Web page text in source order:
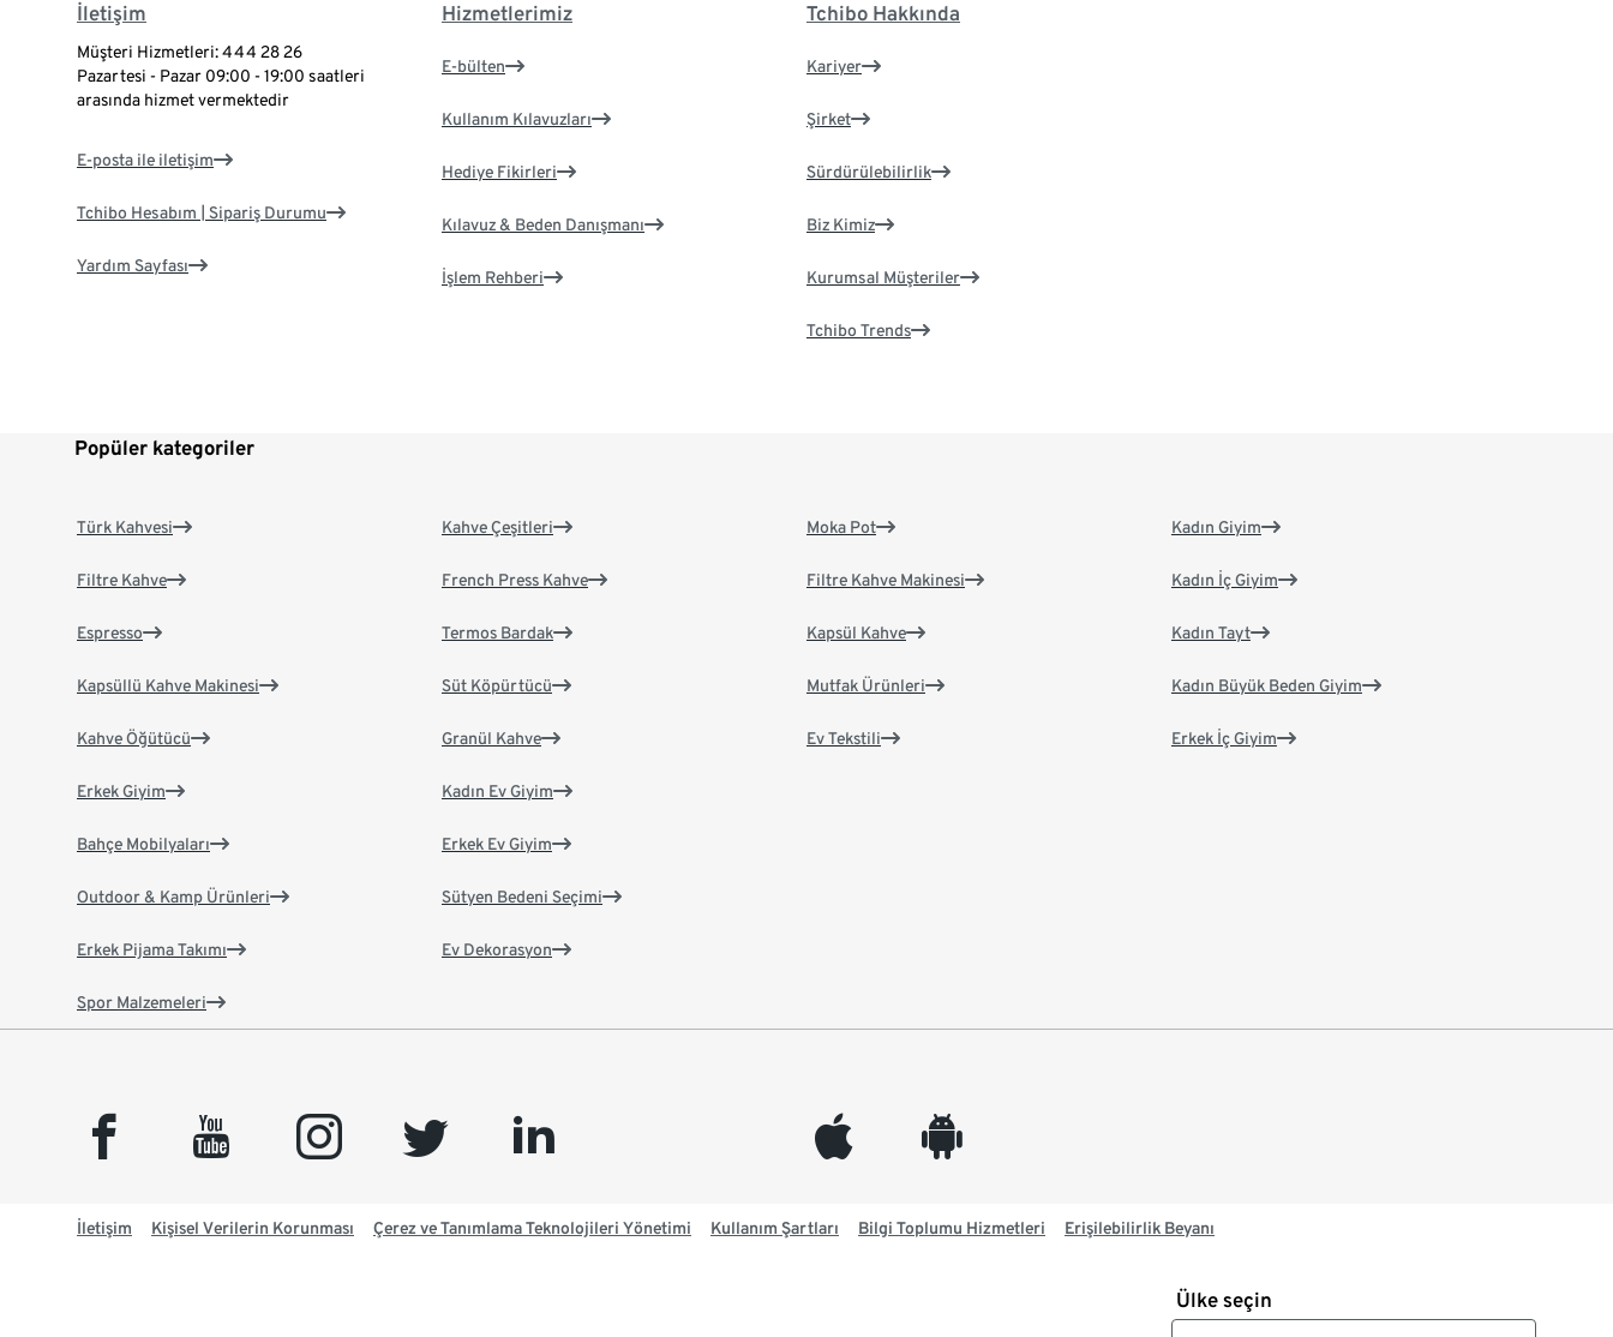
İletişim
Müşteri Hizmetleri: 444 28 26
Pazartesi - Pazar 09:00 - 19:00 saatleri
arasında hizmet vermektedir
E-posta ile iletişim
Tchibo Hesabım | Sipariş Durumu
Yardım Sayfası
Hizmetlerimiz
E-bülten
Kullanım Kılavuzları
Hediye Fikirleri
Kılavuz & Beden Danışmanı
İşlem Rehberi
Tchibo Hakkında
Kariyer
Şirket
Sürdürülebilirlik
Biz Kimiz
Kurumsal Müşteriler
Tchibo Trends
Popüler kategoriler
Türk Kahvesi
Filtre Kahve
Espresso
Kapsüllü Kahve Makinesi
Kahve Öğütücü
Kahve Çeşitleri
French Press Kahve
Termos Bardak
Süt Köpürtücü
Granül Kahve
Moka Pot
Filtre Kahve Makinesi
Kapsül Kahve
Mutfak Ürünleri
Ev Tekstili
Kadın Giyim
Kadın İç Giyim
Kadın Tayt
Kadın Büyük Beden Giyim
Erkek İç Giyim
Erkek Giyim
Bahçe Mobilyaları
Outdoor & Kamp Ürünleri
Erkek Pijama Takımı
Spor Malzemeleri
Kadın Ev Giyim
Erkek Ev Giyim
Sütyen Bedeni Seçimi
Ev Dekorasyon
facebook youtube instagram twitter linkedin appleinc android
İletişim Kişisel Verilerin Korunması Çerez ve Tanımlama Teknolojileri Yönetimi Kullanım Şartları Bilgi Toplumu Hizmetleri Erişilebilirlik Beyanı
Ülke seçin